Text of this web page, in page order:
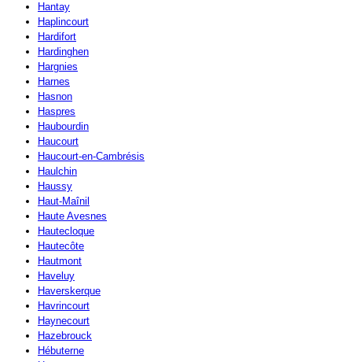
Hantay
Haplincourt
Hardifort
Hardinghen
Hargnies
Harnes
Hasnon
Haspres
Haubourdin
Haucourt
Haucourt-en-Cambrésis
Haulchin
Haussy
Haut-Maînil
Haute Avesnes
Hautecloque
Hautecôte
Hautmont
Haveluy
Haverskerque
Havrincourt
Haynecourt
Hazebrouck
Hébuterne